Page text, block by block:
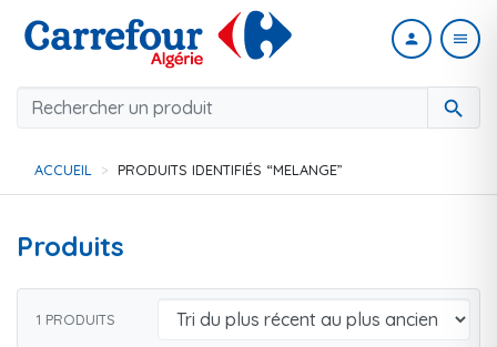
search
person menu
ACCUEIL PRODUITS IDENTIFIÉS “MELANGE”
Produits
1 PRODUITS